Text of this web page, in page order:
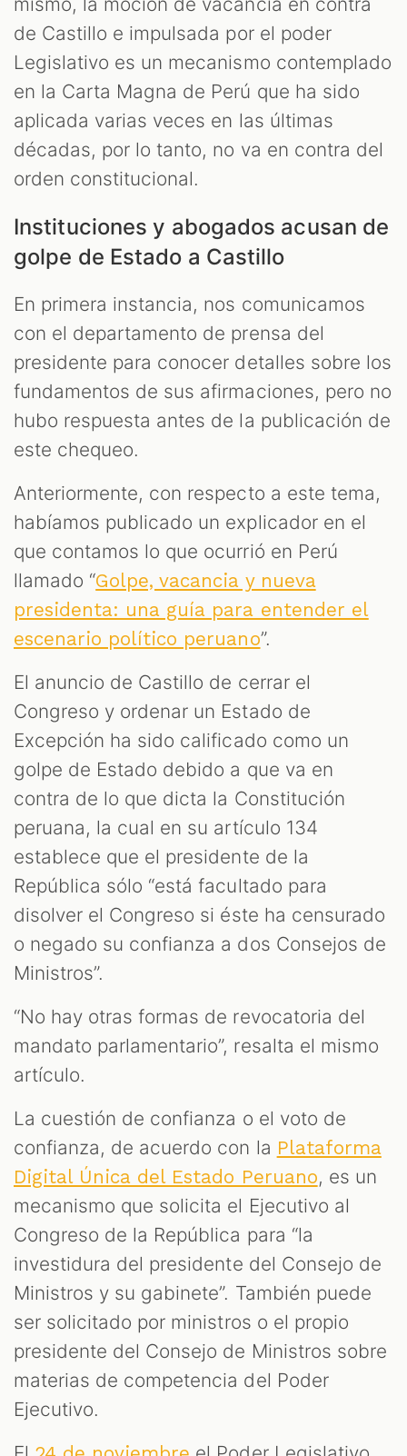
de Castillo e impulsada por el poder
Legislativo es un mecanismo contemplado
en la Carta Magna de Perú que ha sido
aplicada varias veces en las últimas
décadas, por lo tanto, no va en contra del
orden constitucional.
Instituciones y abogados acusan de
golpe de Estado a Castillo
En primera instancia, nos comunicamos
con el departamento de prensa del
presidente para conocer detalles sobre los
fundamentos de sus afirmaciones, pero no
hubo respuesta antes de la publicación de
este chequeo.
Anteriormente, con respecto a este tema,
habíamos publicado un explicador en el
que contamos lo que ocurrió en Perú
llamado “Golpe, vacancia y nueva
presidenta: una guía para entender el
escenario político peruano”.
El anuncio de Castillo de cerrar el
Congreso y ordenar un Estado de
Excepción ha sido calificado como un
golpe de Estado debido a que va en
contra de lo que dicta la Constitución
peruana, la cual en su artículo 134
establece que el presidente de la
República sólo “está facultado para
disolver el Congreso si éste ha censurado
o negado su confianza a dos Consejos de
Ministros”.
“No hay otras formas de revocatoria del
mandato parlamentario”, resalta el mismo
artículo.
La cuestión de confianza o el voto de
confianza, de acuerdo con la Plataforma
Digital Única del Estado Peruano, es un
mecanismo que solicita el Ejecutivo al
Congreso de la República para “la
investidura del presidente del Consejo de
Ministros y su gabinete”. También puede
ser solicitado por ministros o el propio
presidente del Consejo de Ministros sobre
materias de competencia del Poder
Ejecutivo.